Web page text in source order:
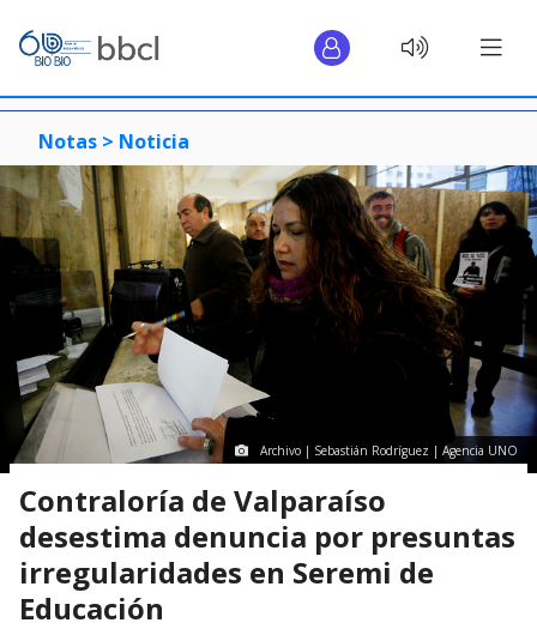
Notas > Noticia
Archivo | Sebastián Rodríguez | Agencia UNO
Contraloría de Valparaíso
desestima denuncia por presuntas
irregularidades en Seremi de
Educación